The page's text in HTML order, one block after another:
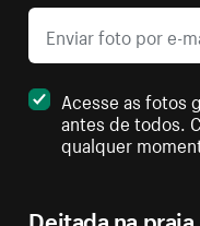
Deitada na praia
Acesse as fotos
antes de todos.
qualquer